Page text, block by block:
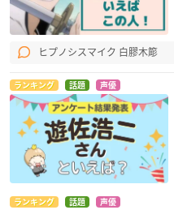
ヒプノシスマイク 白膠木簓
ランキング 話題 声優
ランキング 話題 声優